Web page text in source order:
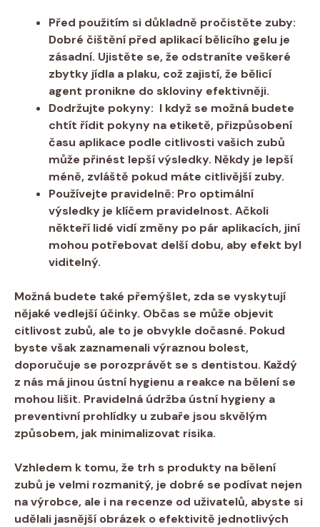
Před použitím si důkladně pročistěte zuby:
Dobré čištění před‌ aplikací bělicího gelu je
zásadní. Ujistěte ⁢se, že ​odstraníte veškeré
zbytky jídla a plaku, což zajistí, že bělicí
agent ​pronikne do skloviny efektivněji.
Dodržujte pokyny: ⁢ I když se možná budete
chtít řídit pokyny na etiketě, přizpůsobení ​
času aplikace podle citlivosti​ vašich zubů
může přinést lepší výsledky. ⁤Někdy je lepší
méně, zvláště pokud máte citlivější zuby.
Používejte pravidelně: Pro optimální
‍výsledky je klíčem pravidelnost. ⁤Ačkoli
⁤někteří lidé vidí změny po⁢ pár aplikacích, jiní
mohou ‍potřebovat⁤ delší dobu, aby‍ efekt byl‌
viditelný.
Možná budete také přemýšlet, zda se vyskytují‌
nějaké ⁤vedlejší účinky. Občas se ⁣může ‌objevit⁤
citlivost zubů, ale ⁣to je obvykle dočasné. Pokud
byste však zaznamenali výraznou bolest,
⁢doporučuje se porozprávět se s⁢ dentistou. Každý
z nás má jinou ústní⁢ hygienu a reakce na bělení‌ se
mohou lišit. Pravidelná údržba ústní hygieny a
preventivní prohlídky u zubaře jsou skvělým
způsobem,⁢ jak ‍minimalizovat⁤ risika.
Vzhledem k tomu, ⁤že ⁤trh s produkty na bělení
zubů je ⁣velmi rozmanitý, je ⁢dobré se podívat nejen
na výrobce, ale i na‍ recenze od uživatelů,​ abyste si‌
udělali jasnější obrázek o⁢ efektivitě​ jednotlivých